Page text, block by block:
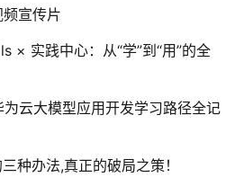
宣传片
× 实践中心：从“学”到“用”的全
云大模型应用开发学习路径全记
种办法,真正的破局之策！